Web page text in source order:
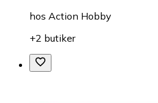
hos Action Hobby
+2 butiker